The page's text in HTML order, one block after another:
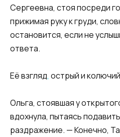
Сергеевна, стоя посреди
прижимая руку к груди,
остановится, если не
ответа.
Её взгляд, острый и
Ольга, стоявшая у
вдохнула, пытаясь
раздражение. — Конечно,